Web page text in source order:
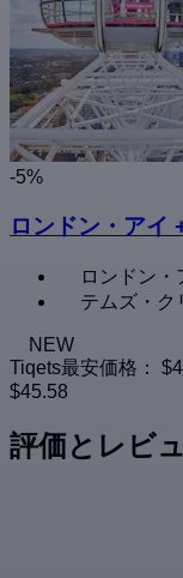
-5%
ロンドン・アイ
ロンドン・
テムズ・ク
NEW
Tiqets最安価格：
$45.58
評価とレビ